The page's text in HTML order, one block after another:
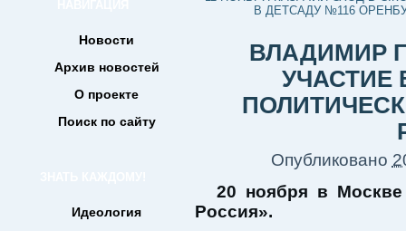
Новости
Архив новостей
О проекте
Поиск по сайту
Идеология
В ДЕТСАДУ №116
ВЛАДИМИР
УЧАСТИЕ
Опубликовано
20 ноября в
Россия».